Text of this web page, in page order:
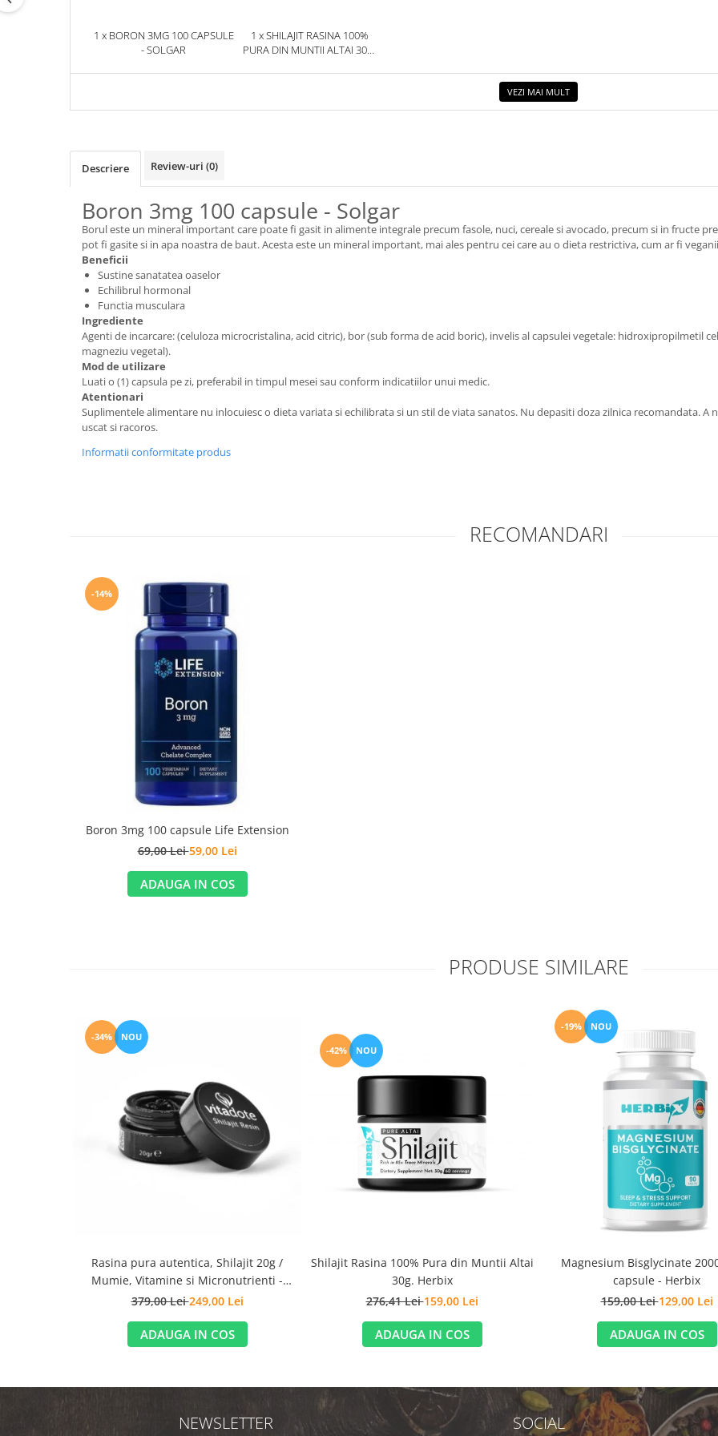
1 x BORON 3MG 100 CAPSULE
- SOLGAR
1 x SHILAJIT RASINA 100%
PURA DIN MUNTII ALTAI 30G.
VEZI MAI MULT
Descriere Review-uri (0)
Boron 3mg 100 capsule - Solgar
Borul este un mineral important care poate fi gasit in alimente integrale precum fasole, nuci, cereale si avocado, precum si in fructe
pot fi gasite si in apa noastra de baut. Acesta este un mineral important, mai ales pentru cei care au o dieta restrictiva, cum ar fi
Beneficii
Sustine sanatatea oaselor
Echilibrul hormonal
Functia musculara
Ingrediente
Agenti de incarcare: (celuloza microcristalina, acid citric), bor (sub forma de acid boric), invelis al capsulei vegetale: hidroxipropilmetil
magneziu vegetal).
Mod de utilizare
Luati o (1) capsula pe zi, preferabil in timpul mesei sau conform indicatiilor unui medic.
Atentionari
Suplimentele alimentare nu inlocuiesc o dieta variata si echilibrata si un stil de viata sanatos. Nu depasiti doza zilnica recomandata. A
uscat si racoros.
Informatii conformitate produs
RECOMANDARI
-14%
Boron 3mg 100 capsule Life Extension
69,00 Lei59,00 Lei
ADAUGA IN COS
PRODUSE SIMILARE
-34% NOU
Rasina pura autentica, Shilajit 20g /
Mumie, Vitamine si Micronutrienti -
Vitadote
379,00 Lei249,00 Lei
ADAUGA IN COS
-42% NOU
Shilajit Rasina 100% Pura din Muntii Altai
30g. Herbix
276,41 Lei159,00 Lei
ADAUGA IN COS
-19% NOU
Magnesium Bisglycinate
capsule - Herbix
159,00 Lei129,00 Lei
ADAUGA IN COS
NEWSLETTER SOCIAL